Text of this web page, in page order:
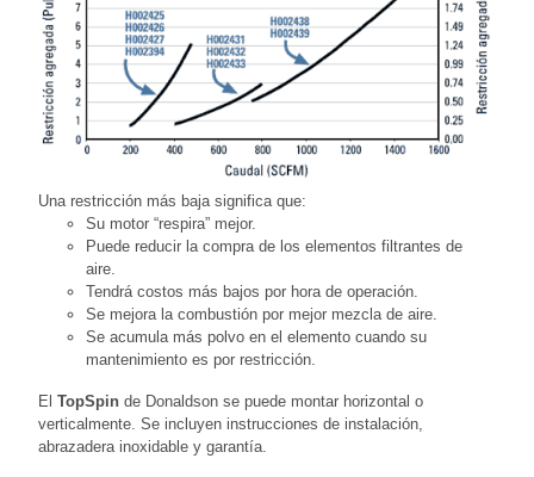
Una restricción más baja significa que:
Su motor “respira” mejor.
Puede reducir la compra de los elementos filtrantes de
aire.
Tendrá costos más bajos por hora de operación.
Se mejora la combustión por mejor mezcla de aire.
Se acumula más polvo en el elemento cuando su
mantenimiento es por restricción.
El TopSpin de Donaldson se puede montar horizontal o
verticalmente. Se incluyen instrucciones de instalación,
abrazadera inoxidable y garantía.